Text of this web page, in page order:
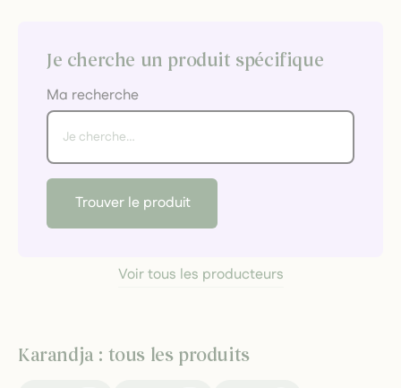
Je cherche un produit spécifique
Ma recherche
Trouver le produit
Voir tous les producteurs
Karandja : tous les produits